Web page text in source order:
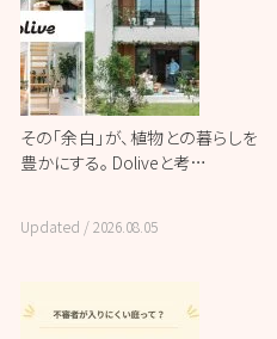
その「余白」が、植物との暮らしを
豊かにする。 Doliveと考…
Updated /2026.08.05